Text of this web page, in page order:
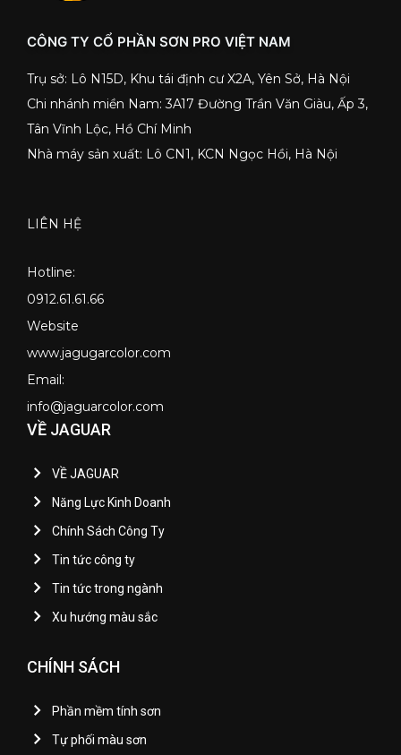
CÔNG TY CỔ PHẦN SƠN PRO VIỆT NAM
Trụ sở: Lô N15D, Khu tái định cư X2A, Yên Sở, Hà Nội
Chi nhánh miền Nam: 3A17 Đường Trần Văn Giàu, Ấp 3,
Tân Vĩnh Lộc, Hồ Chí Minh
Nhà máy sản xuất: Lô CN1, KCN Ngọc Hồi, Hà Nội
LIÊN HỆ
Hotline:
0912.61.61.66
Website
www.jagugarcolor.com
Email:
info@jaguarcolor.com
VỀ JAGUAR
VỀ JAGUAR
Năng Lực Kinh Doanh
Chính Sách Công Ty
Tin tức công ty
Tin tức trong ngành
Xu hướng màu sắc
CHÍNH SÁCH
Phần mềm tính sơn
Tự phối màu sơn